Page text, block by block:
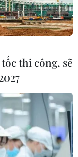
thi công, sẽ